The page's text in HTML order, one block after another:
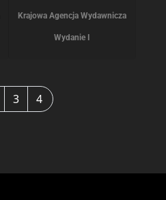
Krajowa Agencja Wydawnicza
Wydanie I
3 4